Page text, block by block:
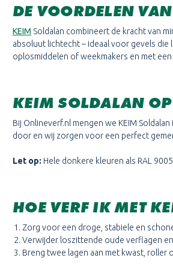
DE VOORDELEN
KEIM Soldalan combineert de kracht van
absoluut lichtecht – ideaal voor gevels
oplosmiddelen of weekmakers en met
KEIM SOLDALAN
Bij Onlineverf.nl mengen we KEIM
door en wij zorgen voor een perfect
Let op: Hele donkere kleuren als RAL
HOE VERF IK MET
Zorg voor een droge, stabiele en
Verwijder loszittende oude verflagen
Breng twee lagen aan met kwast, roller